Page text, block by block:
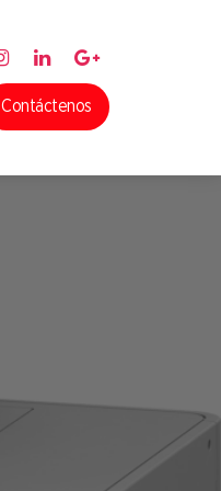
Contáctenos